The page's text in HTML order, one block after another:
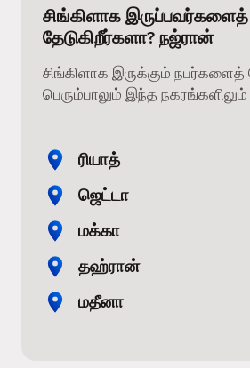
சிங்கிளாக இருப்பவர்களைத்
தேடுகிறீர்களா? நஜ்ரான்
சிங்கிளாக இருக்கும்
பெரும்பாலும் இந்த நகரங்களிலும்
ரியாத்
ஜெட்டா
மக்கா
தஹ்ரான்
மதீனா